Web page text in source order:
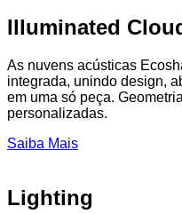
Illuminated
As nuvens acústicas
integrada, unindo design,
em uma só peça.
personalizadas.
Saiba Mais
Lighting